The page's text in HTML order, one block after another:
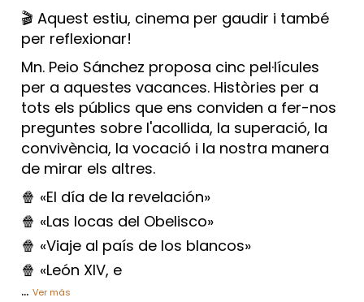
🎬 Aquest estiu, cinema per gaudir i també
per reflexionar!
Mn. Peio Sánchez proposa cinc pel·lícules
per a aquestes vacances. Històries per a
tots els públics que ens conviden a fer-nos
preguntes sobre l'acollida, la superació, la
convivència, la vocació i la nostra manera
de mirar els altres.
🍿 «El día de la revelación»
🍿 «Las locas del Obelisco»
🍿 «Viaje al país de los blancos»
🍿 «León XIV, e
... Ver más